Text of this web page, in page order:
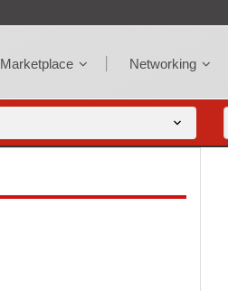
Marketplace Networking